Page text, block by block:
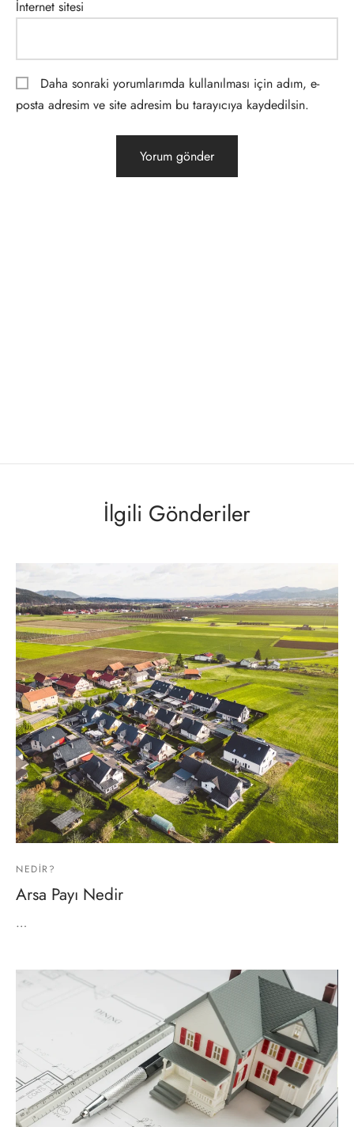
İnternet sitesi
Daha sonraki yorumlarımda kullanılması için adım, e-
posta adresim ve site adresim bu tarayıcıya kaydedilsin.
İlgili Gönderiler
NEDIR?
Arsa Payı Nedir
…